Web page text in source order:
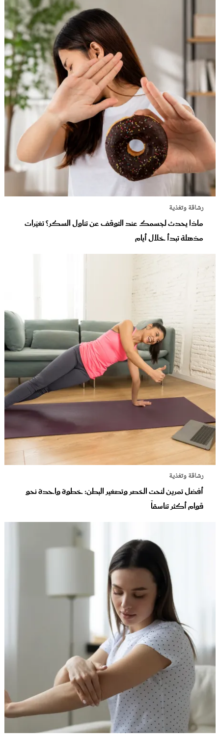
رشاقة وتغذية
ماذا يحدث لجسمك عند التوقف عن تناول السكر؟ تغيّرات
مذهلة تبدأ خلال أيام
رشاقة وتغذية
أفضل تمرين لنحت الخصر وتصغير البطن: خطوة واحدة نحو
قوام أكثر تناسقاً